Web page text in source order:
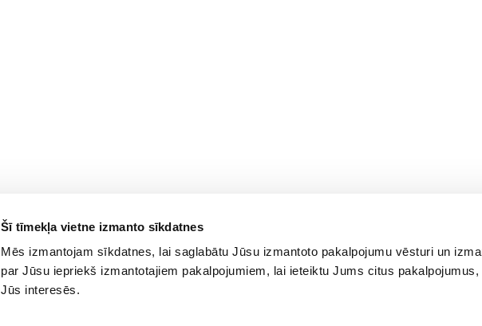
Šī tīmekļa vietne izmanto sīkdatnes
Mēs izmantojam sīkdatnes, lai saglabātu Jūsu izmantoto pakalpojumu vēsturi un
par Jūsu iepriekš izmantotajiem pakalpojumiem, lai ieteiktu Jums citus
Jūs interesēs.